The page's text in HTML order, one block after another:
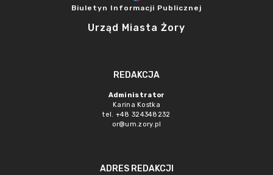
Biuletyn Informacji Publicznej
Urząd Miasta Żory
REDAKCJA
Administrator
Karina Kostka
tel. +48 324348232
or@um.zory.pl
ADRES REDAKCJI